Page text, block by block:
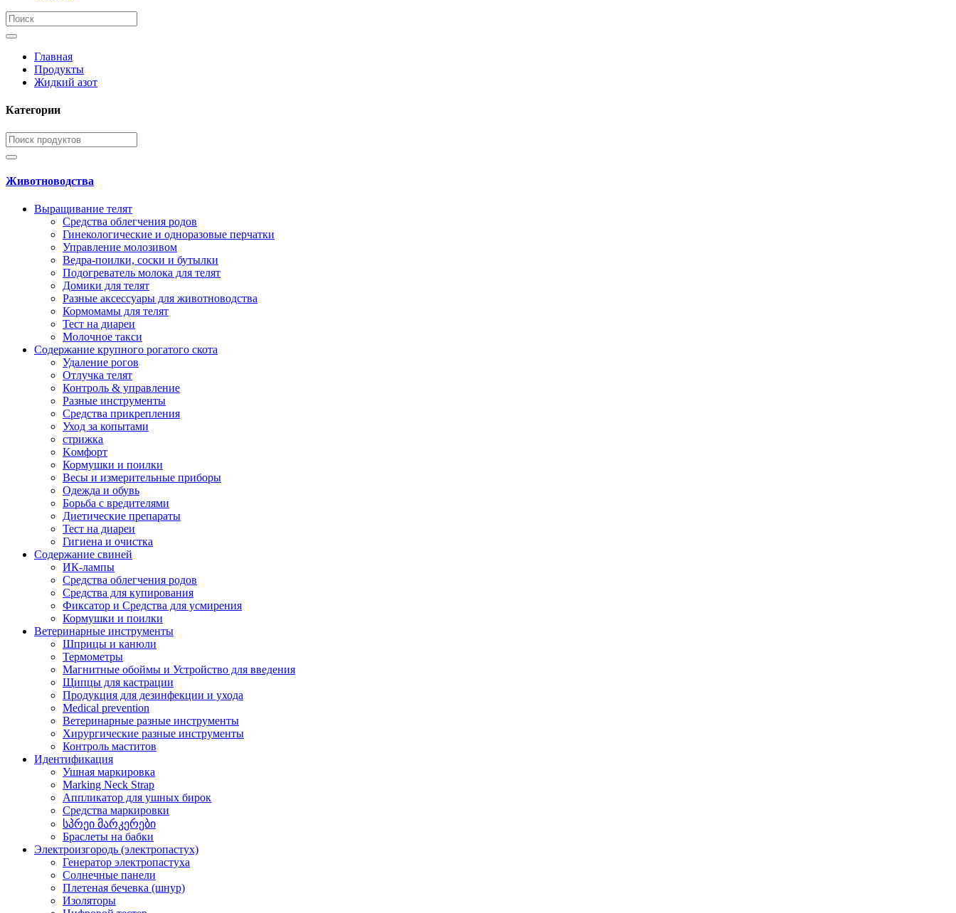
Главная
Продукты
Жидкий азот
Категории
Животноводства
Выращивание телят
Средства облегчения родов
Гинекологические и одноразовые перчатки
Управление молозивом
Ведра-поилки, соски и бутылки
Подогреватель молока для телят
Домики для телят
Разные аксессуары для животноводства
Кормомамы для телят
Тест на диареи
Молочное такси
Содержание крупного рогатого скота
Удаление рогов
Отлучка телят
Контроль & управление
Разные инструменты
Средства прикрепления
Уход за копытами
стрижка
Kомфорт
Кормушки и поилки
Весы и измерительные приборы
Одежда и обувь
Борьба с вредителями
Диетические препараты
Тест на диареи
Гигиена и очистка
Содержание свиней
ИК-лампы
Средства облегчения родов
Средства для купирования
Фиксатор и Средства для усмирения
Кормушки и поилки
Ветеринарные инструменты
Шприцы и канюли
Термометры
Магнитные обоймы и Устройство для введения
Щипцы для кастрации
Продукция для дезинфекции и ухода
Medical prevention
Ветеринарные разные инструменты
Хирургические разные инструменты
Контроль маститов
Идентификация
Ушная маркировка
Marking Neck Strap
Аппликатор для ушных бирок
Средства маркировки
სპრეი მარკერები
Браслеты на бабки
Электроизгородь (электропастух)
Генератор электропастуха
Солнечные панели
Плетеная бечевка (шнур)
Изоляторы